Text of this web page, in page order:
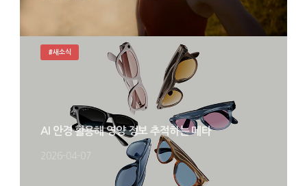
AI 안경 활용해 영양 정보 추적하는 메타
2026-04-07
#새소식